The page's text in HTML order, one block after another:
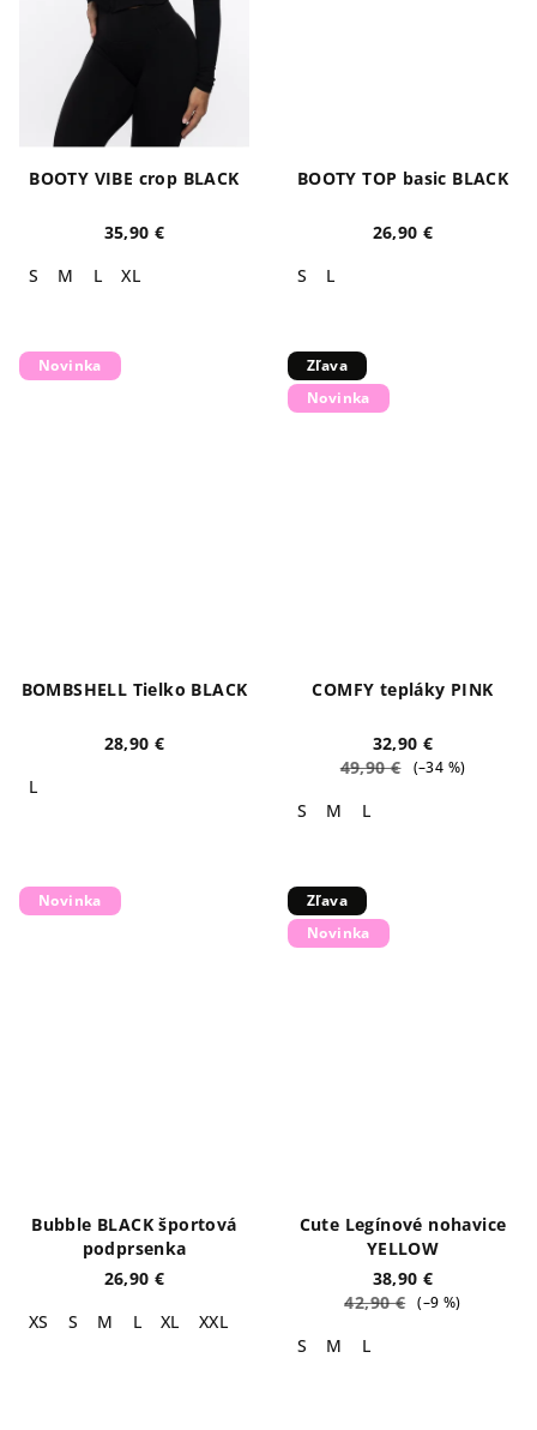
BOOTY VIBE crop BLACK
35,90 €
S
M L XL
BOOTY TOP basic BLACK
26,90 €
S
L
Novinka
BOMBSHELL Tielko BLACK
28,90 €
L
Zľava
Novinka
COMFY tepláky PINK
32,90 €
49,90 €
(–34 %)
S M L
Novinka
Bubble BLACK športová
podprsenka
26,90 €
XS
S M L XL XXL
Zľava
Novinka
Cute Legínové nohavice
YELLOW
38,90 €
42,90 € (–9 %)
S M L